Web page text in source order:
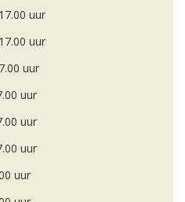
uur
uur
uur
uur
uur
uur
uur